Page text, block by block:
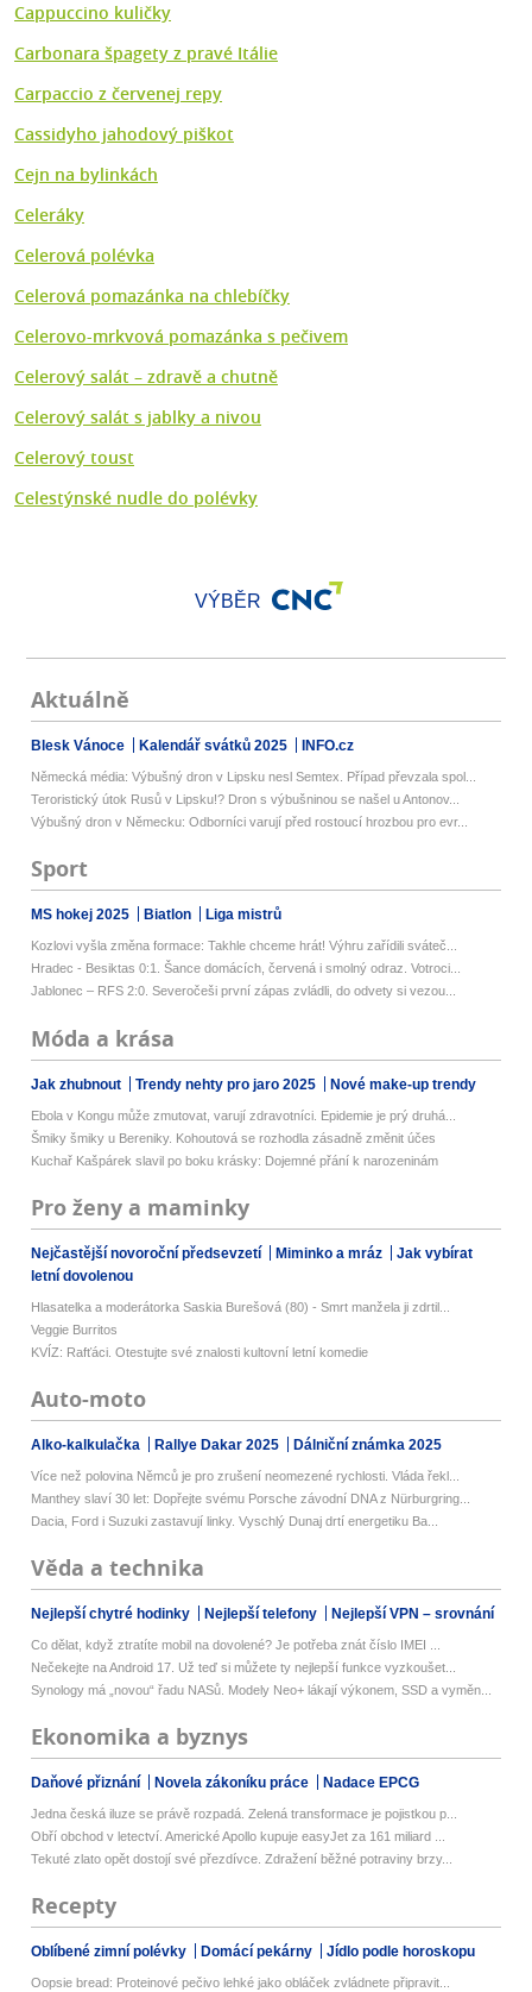
Cappuccino kuličky
Carbonara špagety z pravé Itálie
Carpaccio z červenej repy
Cassidyho jahodový piškot
Cejn na bylinkách
Celeráky
Celerová polévka
Celerová pomazánka na chlebíčky
Celerovo-mrkvová pomazánka s pečivem
Celerový salát – zdravě a chutně
Celerový salát s jablky a nivou
Celerový toust
Celestýnské nudle do polévky
VÝBĚR
Aktuálně
Blesk Vánoce Kalendář svátků 2025 INFO.cz
Německá média: Výbušný dron v Lipsku nesl Semtex. Případ převzala spol...
Teroristický útok Rusů v Lipsku!? Dron s výbušninou se našel u Antonov...
Výbušný dron v Německu: Odborníci varují před rostoucí hrozbou pro evr...
Sport
MS hokej 2025 Biatlon Liga mistrů
Kozlovi vyšla změna formace: Takhle chceme hrát! Výhru zařídili sváteč...
Hradec - Besiktas 0:1. Šance domácích, červená i smolný odraz. Votroci...
Jablonec – RFS 2:0. Severočeši první zápas zvládli, do odvety si vezou...
Móda a krása
Jak zhubnout Trendy nehty pro jaro 2025 Nové make-up trendy
Ebola v Kongu může zmutovat, varují zdravotníci. Epidemie je prý druhá...
Šmiky šmiky u Bereniky. Kohoutová se rozhodla zásadně změnit účes
Kuchař Kašpárek slavil po boku krásky: Dojemné přání k narozeninám
Pro ženy a maminky
Nejčastější novoroční předsevzetí Miminko a mráz
Jak vybírat
letní dovolenou
Hlasatelka a moderátorka Saskia Burešová (80) - Smrt manžela ji zdrtil...
Veggie Burritos
KVÍZ: Rafťáci. Otestujte své znalosti kultovní letní komedie
Auto-moto
Alko-kalkulačka Rallye Dakar 2025 Dálniční známka 2025
Více než polovina Němců je pro zrušení neomezené rychlosti. Vláda řekl...
Manthey slaví 30 let: Dopřejte svému Porsche závodní DNA z Nürburgring...
Dacia, Ford i Suzuki zastavují linky. Vyschlý Dunaj drtí energetiku Ba...
Věda a technika
Nejlepší chytré hodinky Nejlepší telefony Nejlepší VPN – srovnání
Co dělat, když ztratíte mobil na dovolené? Je potřeba znát číslo IMEI ...
Nečekejte na Android 17. Už teď si můžete ty nejlepší funkce vyzkoušet...
Synology má „novou“ řadu NASů. Modely Neo+ lákají výkonem, SSD a vyměn...
Ekonomika a byznys
Daňové přiznání Novela zákoníku práce Nadace EPCG
Jedna česká iluze se právě rozpadá. Zelená transformace je pojistkou p...
Obří obchod v letectví. Americké Apollo kupuje easyJet za 161 miliard ...
Tekuté zlato opět dostojí své přezdívce. Zdražení běžné potraviny brzy...
Recepty
Oblíbené zimní polévky Domácí pekárny Jídlo podle horoskopu
Oopsie bread: Proteinové pečivo lehké jako obláček zvládnete připravit...